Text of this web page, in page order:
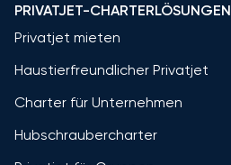
PRIVATJET-CHARTERLÖSUNGEN
Privatjet mieten
Haustierfreundlicher Privatjet
Charter für Unternehmen
Hubschraubercharter